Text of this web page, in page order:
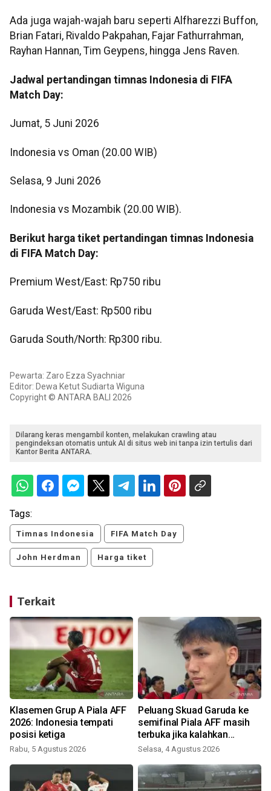
Ada juga wajah-wajah baru seperti Alfharezzi Buffon,
Brian Fatari, Rivaldo Pakpahan, Fajar Fathurrahman,
Rayhan Hannan, Tim Geypens, hingga Jens Raven.
Jadwal pertandingan timnas Indonesia di FIFA
Match Day:
Jumat, 5 Juni 2026
Indonesia vs Oman (20.00 WIB)
Selasa, 9 Juni 2026
Indonesia vs Mozambik (20.00 WIB).
Berikut harga tiket pertandingan timnas Indonesia
di FIFA Match Day:
Premium West/East: Rp750 ribu
Garuda West/East: Rp500 ribu
Garuda South/North: Rp300 ribu.
Pewarta: Zaro Ezza Syachniar
Editor: Dewa Ketut Sudiarta Wiguna
Copyright © ANTARA BALI 2026
Dilarang keras mengambil konten, melakukan crawling atau
pengindeksan otomatis untuk AI di situs web ini tanpa izin tertulis dari
Kantor Berita ANTARA.
Tags:
Timnas Indonesia FIFA Match Day
John Herdman Harga tiket
Terkait
Klasemen Grup A Piala AFF
2026: Indonesia tempati
posisi ketiga
Rabu, 5 Agustus 2026
Peluang Skuad Garuda ke
semifinal Piala AFF masih
terbuka jika kalahkan
Singapura
Selasa, 4 Agustus 2026